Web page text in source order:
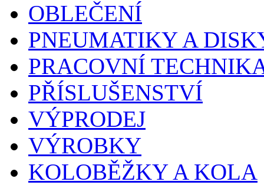
OBLEČENÍ
PNEUMATIKY A
PRACOVNÍ
PŘÍSLUŠENSTVÍ
VÝPRODEJ
VÝROBKY
KOLOBĚŽKY A KOLA